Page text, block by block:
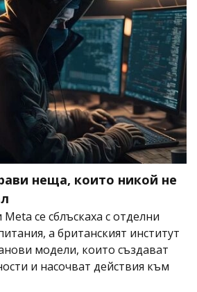
неща, които никой не
се сблъскаха с отделни
а британският институт
модели, които създават
и насочват действия към